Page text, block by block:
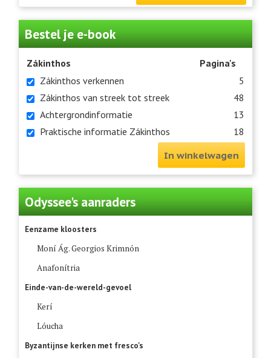
Bestel je e-book
Zákinthos
Pagina's
Zákinthos verkennen
5
Zákinthos van streek tot streek
48
Achtergrondinformatie
13
Praktische informatie Zákinthos
18
In winkelwagen
Odyssee's aanraders
Eenzame kloosters
Moní Ág. Georgios Krimnón
Anafonítria
Einde-van-de-wereld-gevoel
Kerí
Lóucha
Byzantijnse kerken met fresco's